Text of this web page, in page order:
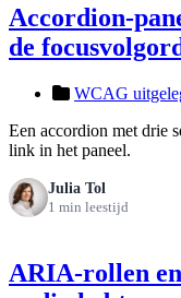
Accordion-
de
WCAG
Een accordion met drie
link in het paneel.
Julia Tol
1 min leestijd
ARIA-rollen